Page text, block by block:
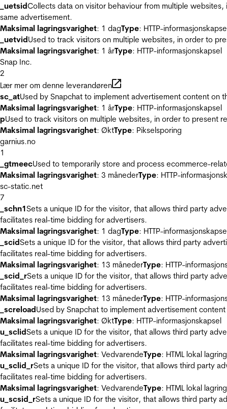
_uetsidCollects data on visitor behaviour from multiple
same advertisement.
Maksimal lagringsvarighet: 1 dagType: HTTP-
_uetvidUsed to track visitors on multiple websites, in order to
Maksimal lagringsvarighet: 1 årType: HTTP-informasjonskapsel
Snap Inc.
2
Lær mer om denne leverandøren
sc_atUsed by Snapchat to implement advertisement content
Maksimal lagringsvarighet: 1 årType: HTTP-informasjonskapsel
pUsed to track visitors on multiple websites, in order to present
Maksimal lagringsvarighet: ØktType: Pikselsporing
garnius.no
1
_gtmeecUsed to temporarily store and process ecommerce-
Maksimal lagringsvarighet: 3 månederType: HTTP-
sc-static.net
7
_schn1Sets a unique ID for the visitor, that allows third party
facilitates real-time bidding for advertisers.
Maksimal lagringsvarighet: 1 dagType: HTTP-
_scidSets a unique ID for the visitor, that allows third party
facilitates real-time bidding for advertisers.
Maksimal lagringsvarighet: 13 månederType: HTTP-
_scid_rSets a unique ID for the visitor, that allows third party
facilitates real-time bidding for advertisers.
Maksimal lagringsvarighet: 13 månederType: HTTP-
_screloadUsed by Snapchat to implement advertisement
Maksimal lagringsvarighet: ØktType: HTTP-informasjonskapsel
u_sclidSets a unique ID for the visitor, that allows third party
facilitates real-time bidding for advertisers.
Maksimal lagringsvarighet: VedvarendeType: HTML lokal lagring
u_sclid_rSets a unique ID for the visitor, that allows third party
facilitates real-time bidding for advertisers.
Maksimal lagringsvarighet: VedvarendeType: HTML lokal lagring
u_scsid_rSets a unique ID for the visitor, that allows third party